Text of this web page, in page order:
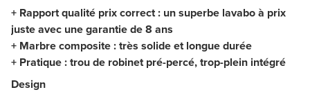
+ Rapport qualité prix correct : un superbe lavabo à prix
juste avec une garantie de 8 ans
+ Marbre composite : très solide et longue durée
+ Pratique : trou de robinet pré-percé, trop-plein intégré
Design